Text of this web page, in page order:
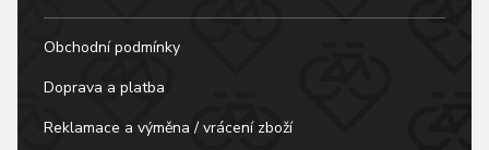
Obchodní podmínky
Doprava a platba
Reklamace a výměna / vrácení zboží